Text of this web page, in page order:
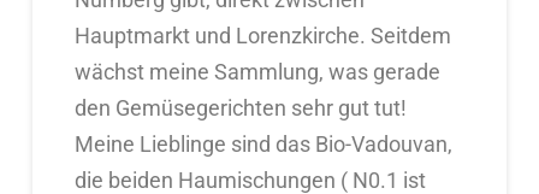
Hauptmarkt und Lorenzkirche. Seitdem
wächst meine Sammlung, was gerade
den Gemüsegerichten sehr gut tut!
Meine Lieblinge sind das Bio-Vadouvan,
die beiden Haumischungen ( N0.1 ist